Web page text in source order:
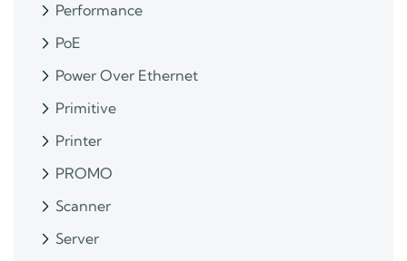
Performance
PoE
Power Over Ethernet
Primitive
Printer
PROMO
Scanner
Server